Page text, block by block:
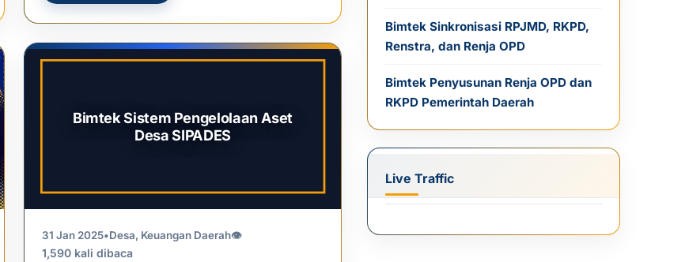
Bimtek Sistem Pengelolaan Aset
Desa SIPADES
31 Jan 2025•Desa, Keuangan Daerah👁
1,590 kali dibaca
Bimtek Sinkronisasi RPJMD, RKPD,
Renstra, dan Renja OPD
Bimtek Penyusunan Renja OPD dan
RKPD Pemerintah Daerah
Live Traffic